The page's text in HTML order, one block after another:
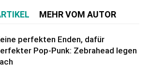
MEHR VOM AUTOR
perfekten Enden, dafür
Pop-Punk: Zebrahead legen